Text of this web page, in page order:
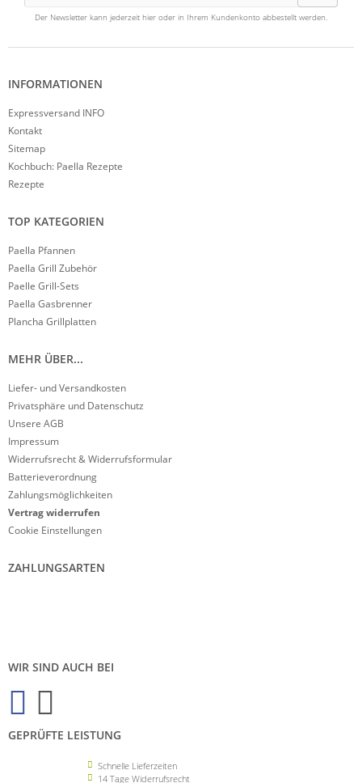
Der Newsletter kann jederzeit hier oder in Ihrem Kundenkonto abbestellt werden.
INFORMATIONEN
Expressversand INFO
Kontakt
Sitemap
Kochbuch: Paella Rezepte
Rezepte
TOP KATEGORIEN
Paella Pfannen
Paella Grill Zubehör
Paelle Grill-Sets
Paella Gasbrenner
Plancha Grillplatten
MEHR ÜBER...
Liefer- und Versandkosten
Privatsphäre und Datenschutz
Unsere AGB
Impressum
Widerrufsrecht & Widerrufsformular
Batterieverordnung
Zahlungsmöglichkeiten
Vertrag widerrufen
Cookie Einstellungen
ZAHLUNGSARTEN
WIR SIND AUCH BEI
GEPRÜFTE LEISTUNG
Schnelle Lieferzeiten
14 Tage Widerrufsrecht